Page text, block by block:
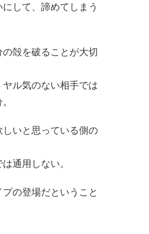
して、諦めてしまう
殻を破ることが大切
ル気のない相手では
いと思っている側の
通用しない。
の登場だということ